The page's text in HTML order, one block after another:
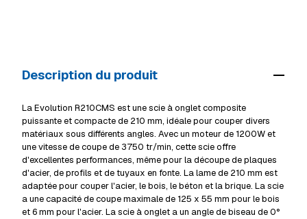
Livraison volumineux / camion 69 €
Détails livraison & retrait
Description du produit
La Evolution R210CMS est une scie à onglet composite
puissante et compacte de 210 mm, idéale pour couper divers
matériaux sous différents angles. Avec un moteur de 1200W et
une vitesse de coupe de 3750 tr/min, cette scie offre
d'excellentes performances, même pour la découpe de plaques
d'acier, de profils et de tuyaux en fonte. La lame de 210 mm est
adaptée pour couper l'acier, le bois, le béton et la brique. La scie
a une capacité de coupe maximale de 125 x 55 mm pour le bois
et 6 mm pour l'acier. La scie à onglet a un angle de biseau de 0°